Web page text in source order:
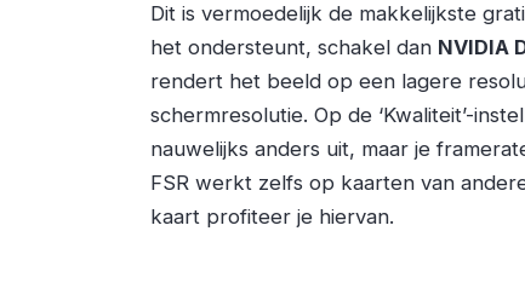
Dit is vermoedelijk de makkelijkste
het ondersteunt, schakel dan NVIDIA
rendert het beeld op een lagere
schermresolutie. Op de ‘Kwaliteit’-
nauwelijks anders uit, maar je
FSR werkt zelfs op kaarten van
kaart profiteer je hiervan.